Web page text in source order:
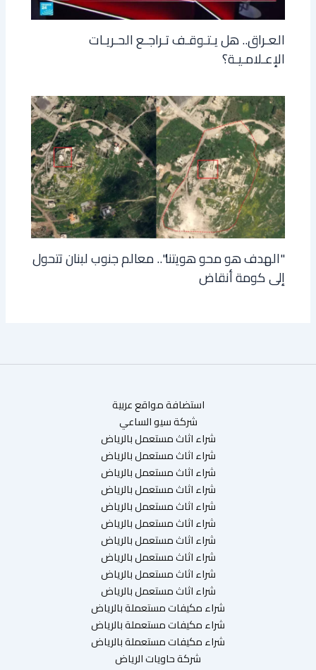
العـراق.. هل يـتـوقـف تـراجـع الحـريـات
الإعـلامـيـة؟
"الهدف هو محو هويتنا".. معالم جنوب لبنان تتحول
إلى كومة أنقاض
استضافة مواقع عربية
شركة سيو الساعي
شراء اثاث مستعمل بالرياض
شراء اثاث مستعمل بالرياض
شراء اثاث مستعمل بالرياض
شراء اثاث مستعمل بالرياض
شراء اثاث مستعمل بالرياض
شراء اثاث مستعمل بالرياض
شراء اثاث مستعمل بالرياض
شراء اثاث مستعمل بالرياض
شراء اثاث مستعمل بالرياض
شراء اثاث مستعمل بالرياض
شراء مكيفات مستعملة بالرياض
شراء مكيفات مستعملة بالرياض
شراء مكيفات مستعملة بالرياض
شركة حاويات الرياض